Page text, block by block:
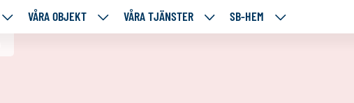
VÅRA VÅRA OBJEKT
VÅRA VÅRA TJÄNSTER
VÅRASB-HEM
SB-